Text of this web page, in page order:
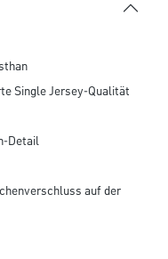
Single Jersey-Qualität
Detail
auf der